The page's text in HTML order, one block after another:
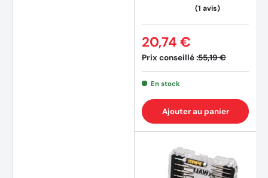
(1
Prix conseillé :55,19 €
20,74 €
En stock
Ajouter au panier